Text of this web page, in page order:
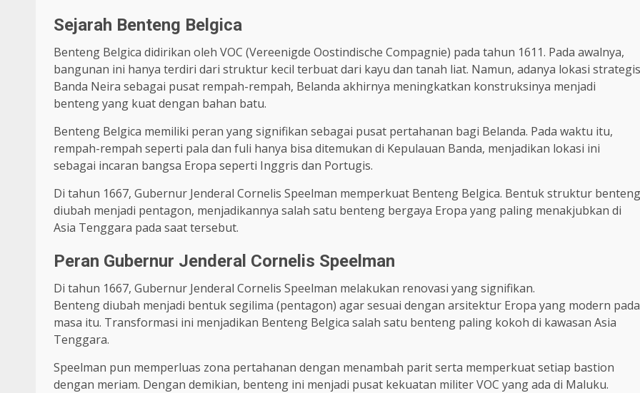
Sejarah Benteng Belgica
Benteng Belgica didirikan oleh VOC (Vereenigde Oostindische Compagnie) pada tahun 1611. Pada awalnya,
bangunan ini hanya terdiri dari struktur kecil terbuat dari kayu dan tanah liat. Namun, adanya lokasi strategis
Banda Neira sebagai pusat rempah-rempah, Belanda akhirnya meningkatkan konstruksinya menjadi
benteng yang kuat dengan bahan batu.
Benteng Belgica memiliki peran yang signifikan sebagai pusat pertahanan bagi Belanda. Pada waktu itu,
rempah-rempah seperti pala dan fuli hanya bisa ditemukan di Kepulauan Banda, menjadikan lokasi ini
sebagai incaran bangsa Eropa seperti Inggris dan Portugis.
Di tahun 1667, Gubernur Jenderal Cornelis Speelman memperkuat Benteng Belgica. Bentuk struktur benteng
diubah menjadi pentagon, menjadikannya salah satu benteng bergaya Eropa yang paling menakjubkan di
Asia Tenggara pada saat tersebut.
Peran Gubernur Jenderal Cornelis Speelman
Di tahun 1667, Gubernur Jenderal Cornelis Speelman melakukan renovasi yang signifikan.
Benteng diubah menjadi bentuk segilima (pentagon) agar sesuai dengan arsitektur Eropa yang modern pada
masa itu. Transformasi ini menjadikan Benteng Belgica salah satu benteng paling kokoh di kawasan Asia
Tenggara.
Speelman pun memperluas zona pertahanan dengan menambah parit serta memperkuat setiap bastion
dengan meriam. Dengan demikian, benteng ini menjadi pusat kekuatan militer VOC yang ada di Maluku.